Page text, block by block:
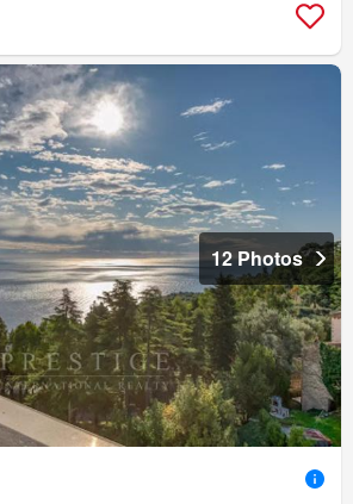
12 Photos